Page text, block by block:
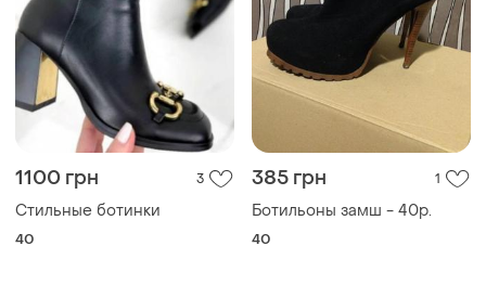
1100 грн 3
Стильные ботинки
40
385 грн 1
Ботильоны замш - 40р.
40